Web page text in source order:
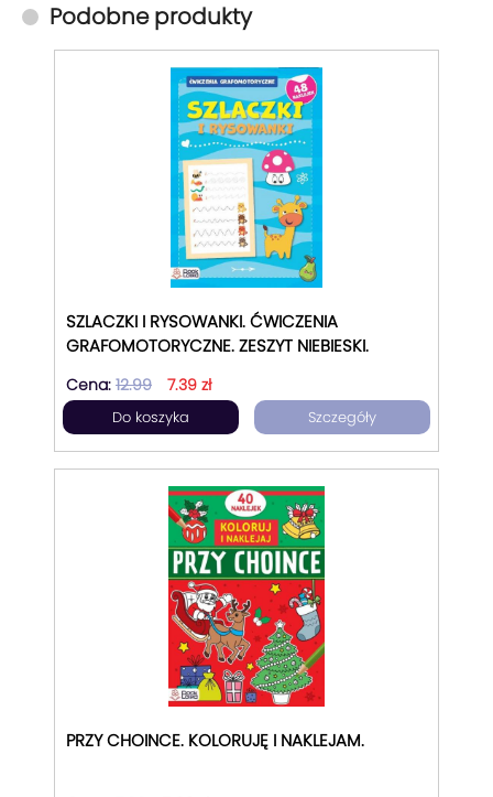
Podobne produkty
SZLACZKI I RYSOWANKI. ĆWICZENIA
GRAFOMOTORYCZNE. ZESZYT NIEBIESKI.
Cena: 12.99 7.39 zł
Do koszyka Szczegóły
PRZY CHOINCE. KOLORUJĘ I NAKLEJAM.